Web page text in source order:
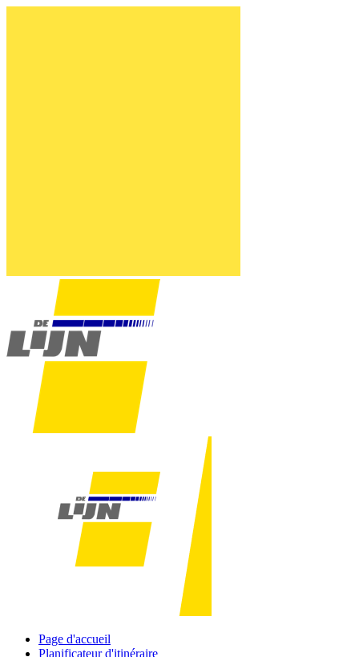
Page d'accueil
Planificateur d'itinéraire